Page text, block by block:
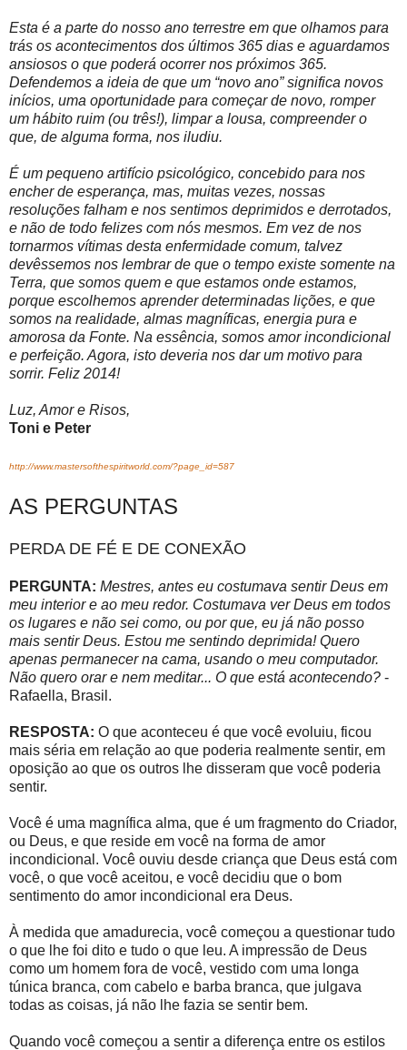
Esta é a parte do nosso ano terrestre em que olhamos para
trás os acontecimentos dos últimos 365 dias e aguardamos
ansiosos o que poderá ocorrer nos próximos 365.
Defendemos a ideia de que um “novo ano” significa novos
inícios, uma oportunidade para começar de novo, romper
um hábito ruim (ou três!), limpar a lousa, compreender o
que, de alguma forma, nos iludiu.
É um pequeno artifício psicológico, concebido para nos
encher de esperança, mas, muitas vezes, nossas
resoluções falham e nos sentimos deprimidos e derrotados,
e não de todo felizes com nós mesmos. Em vez de nos
tornarmos vítimas desta enfermidade comum, talvez
devêssemos nos lembrar de que o tempo existe somente na
Terra, que somos quem e que estamos onde estamos,
porque escolhemos aprender determinadas lições, e que
somos na realidade, almas magníficas, energia pura e
amorosa da Fonte. Na essência, somos amor incondicional
e perfeição. Agora, isto deveria nos dar um motivo para
sorrir. Feliz 2014!
Luz, Amor e Risos,
Toni e Peter
http://www.mastersofthespiritworld.com/?page_id=587
AS PERGUNTAS
PERDA DE FÉ E DE CONEXÃO
PERGUNTA: Mestres, antes eu costumava sentir Deus em
meu interior e ao meu redor. Costumava ver Deus em todos
os lugares e não sei como, ou por que, eu já não posso
mais sentir Deus. Estou me sentindo deprimida! Quero
apenas permanecer na cama, usando o meu computador.
Não quero orar e nem meditar... O que está acontecendo? -
Rafaella, Brasil.
RESPOSTA: O que aconteceu é que você evoluiu, ficou
mais séria em relação ao que poderia realmente sentir, em
oposição ao que os outros lhe disseram que você poderia
sentir.
Você é uma magnífica alma, que é um fragmento do Criador,
ou Deus, e que reside em você na forma de amor
incondicional. Você ouviu desde criança que Deus está com
você, o que você aceitou, e você decidiu que o bom
sentimento do amor incondicional era Deus.
À medida que amadurecia, você começou a questionar tudo
o que lhe foi dito e tudo o que leu. A impressão de Deus
como um homem fora de você, vestido com uma longa
túnica branca, com cabelo e barba branca, que julgava
todas as coisas, já não lhe fazia se sentir bem.
Quando você começou a sentir a diferença entre os estilos